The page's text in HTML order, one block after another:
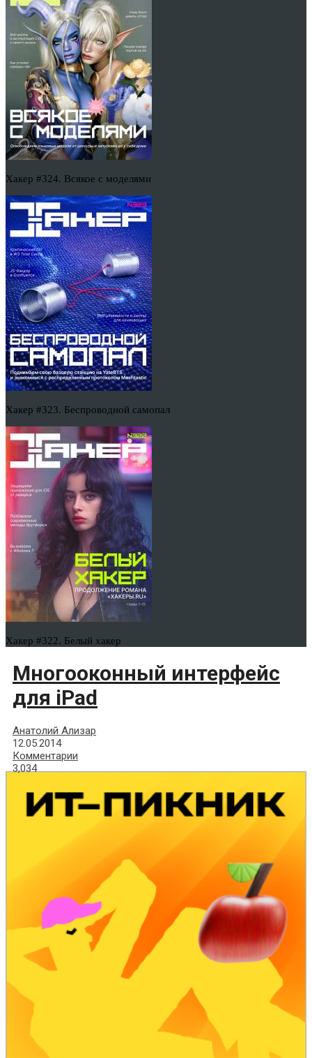
Хакер #324. Всякое с моделями
Хакер #323. Беспроводной самопал
Хакер #322. Белый хакер
Многооконный интерфейс
для iPad
Анатолий Ализар
12.05.2014
Комментарии
3,034